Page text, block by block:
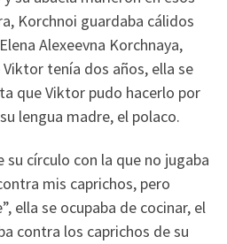
Korchnoi guardaba cálidos
Alexeevna Korchnaya,
tenía dos años, ella se
que Viktor pudo hacerlo por
lengua madre, el polaco.
su círculo con la que no jugaba
mis caprichos, pero
ella se ocupaba de cocinar, el
contra los caprichos de su